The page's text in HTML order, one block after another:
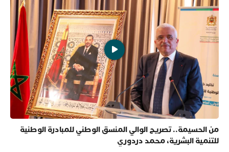
من الحسيمة.. تصريح الوالي المنسق الوطني للمبادرة الوطنية
للتنمية البشرية، محمد دردوري